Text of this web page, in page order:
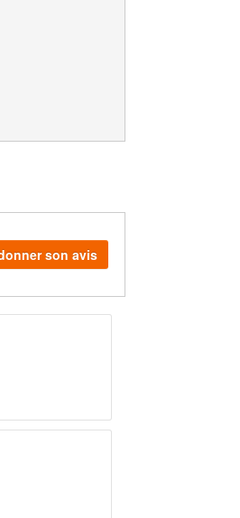
son avis